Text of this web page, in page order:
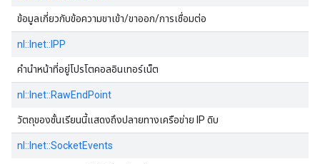
ข้อมูลเกี่ยวกับข้อความขาเข้า/ขาออก/การเชื่อมต่อ
nl::Inet::IPP
คํานําหน้าที่อยู่โปรโตคอลอินเทอร์เน็ต
nl::Inet::RawEndPoint
วัตถุของชั้นเรียนนี้แสดงถึงปลายทางเครือข่าย IP ดิบ
nl::Inet::SocketEvents